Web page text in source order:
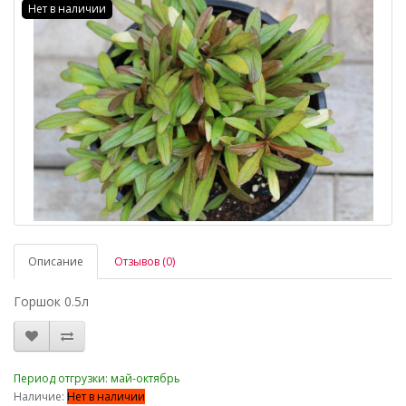
Нет в наличии
Описание Отзывов (0)
Горшок 0.5л
Период отгрузки: май-октябрь
Наличие: Нет в наличии